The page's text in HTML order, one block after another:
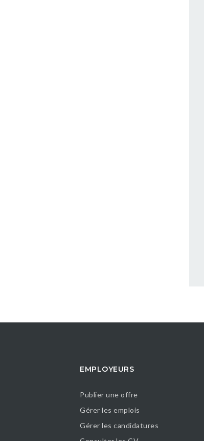
EMPLOYEURS
Publier une offre
Gérer les emplois
Gérer les candidatures